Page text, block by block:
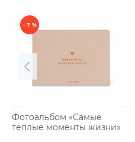
- 7 %
Фотоальбом «Самые
тёплые моменты жизни»